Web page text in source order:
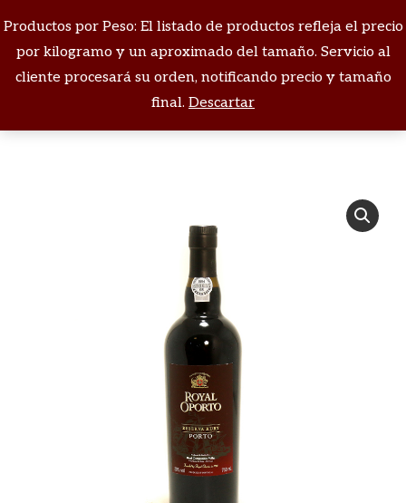
Productos por Peso: El listado de productos refleja el precio
por kilogramo y un aproximado del tamaño. Servicio al
cliente procesará su orden, notificando precio y tamaño
final. Descartar
Buscar:
Estás aquí: